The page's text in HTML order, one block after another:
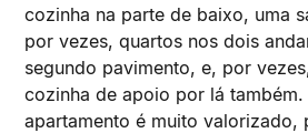
cozinha na parte de baixo, uma
por vezes, quartos nos dois
segundo pavimento, e, por
cozinha de apoio por lá
apartamento é muito valorizado,